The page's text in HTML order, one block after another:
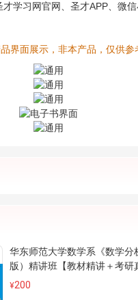
才学习网官网、圣才APP、微
界面展示，非本产品，仅供参
华东师范大学数学系《数学分
版）精讲班【教材精讲＋考研
¥200